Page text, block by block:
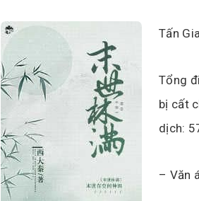
Tấn
Tổng
bị cất
dịch:
– Văn